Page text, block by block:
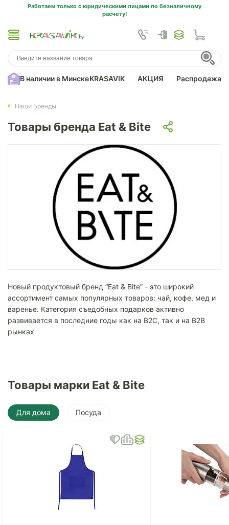
Работаем только с юридическими лицами по безналичному
расчету!
В наличии в МинскеKRASAVIK АКЦИЯ Распродажа
Наши Бренды
Товары бренда Eat & Bite
Новый продуктовый бренд “Eat & Bite” - это широкий
ассортимент самых популярных товаров: чай, кофе, мед и
варенье. Категория съедобных подарков активно
развивается в последние годы как на B2C, так и на B2B
рынках
Товары марки Eat & Bite
Для дома Посуда